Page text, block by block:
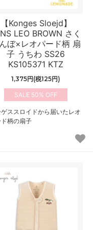
【Konges Sloejd】
LEO BROWN さく
ぼ×レオパード柄 扇
子 うちわ SS26
KS105371 KTZ
1,375円(税125円)
50%
ゲススロイドから届いたレオ
柄の扇子